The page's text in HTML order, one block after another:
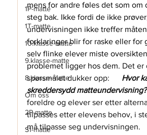
1P-matte
1T-matte
10.klasse-matte
9.klasse-matte
8.klasse-matte
Om oss
2P-matte
S1-matte
mens for andre føles det som
steg bak. Ikke fordi de ikke
undervisningen ikke treffer
forklaringer blir for raske eller for
selv flinke elever miste
problemet ligger hos dem. Det er
spørsmålet dukker opp: Hvor
skreddersydd matteundervisning?
foreldre og elever ser etter
tilpasses etter elevens behov, i
må tilpasse seg undervisningen.